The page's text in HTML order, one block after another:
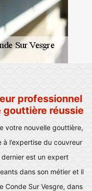
professionnel
gouttière réussie
votre nouvelle gouttière,
l’expertise du couvreur
est un expert
dans son métier et il
Conde Sur Vesgre, dans